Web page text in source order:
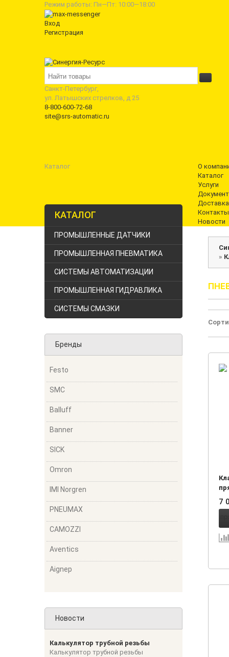
Режим работы: Пн—Пт: 10:00—18:00
Вход
Регистрация
Санкт-Петербург,
ул. Латышских стрелков, д 25
8-800-600-72-68
site@srs-automatic.ru
Каталог
О
Каталог
Услуги
Доставка
Контакты
Новости
КАТАЛОГ
ПРОМЫШЛЕННЫЕ ДАТЧИКИ
ПРОМЫШЛЕННАЯ ПНЕВМАТИКА
СИСТЕМЫ АВТОМАТИЗАЦИИ
ПРОМЫШЛЕННАЯ ГИДРАВЛИКА
СИСТЕМЫ СМАЗКИ
Бренды
Festo
SMC
Balluff
Banner
SICK
Omron
IMI Norgren
PNEUMAX
CAMOZZI
Aventics
Aignep
Новости
Калькулятор трубной резьбы
Калькулятор трубной резьбы
»
1
7